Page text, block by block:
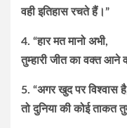
वही इतिहास रचते हैं।”
4. “हार मत मानो अभी,
तुम्हारी जीत का वक्त आने
5. “अगर खुद पर विश्वास
तो दुनिया की कोई ताकत